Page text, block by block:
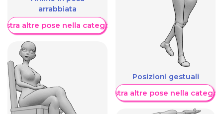
arrabbiata
altre pose nella categoria
Posizioni gestuali
Mostra altre pose nella